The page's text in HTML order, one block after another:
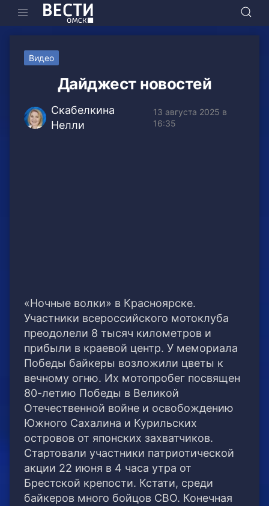
Видео
Дайджест новостей
Скабелкина
Нелли
13 августа 2025 в
16:35
«Ночные волки» в Красноярске.
Участники всероссийского мотоклуба
преодолели 8 тысяч километров и
прибыли в краевой центр. У мемориала
Победы байкеры возложили цветы к
вечному огню. Их мотопробег посвящен
80-летию Победы в Великой
Отечественной войне и освобождению
Южного Сахалина и Курильских
островов от японских захватчиков.
Стартовали участники патриотической
акции 22 июня в 4 часа утра от
Брестской крепости. Кстати, среди
байкеров много бойцов СВО. Конечная